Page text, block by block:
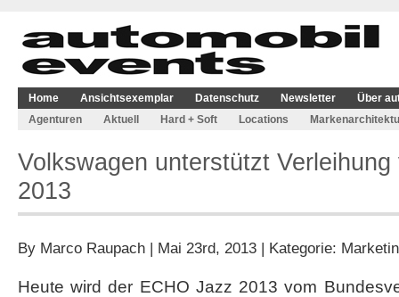
Home Ansichtsexemplar Datenschutz Newsletter
Über
Agenturen
Aktuell Hard + Soft Locations
Volkswagen unterstützt
2013
By Marco Raupach | Mai 23rd, 2013 | Kategorie:
Heute wird der ECHO Jazz 2013 vom